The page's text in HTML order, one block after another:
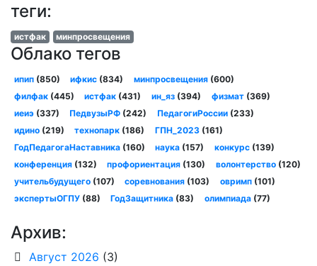
теги:
истфак минпросвещения
Облако тегов
ипип(850) ифкис (834) минпросвещения(600)
филфак(445) истфак (431) ин_яз(394) физмат(369)
иеиэ(337) ПедвузыРФ (242) ПедагогиРоссии(233)
идино(219) технопарк (186) ГПН_2023(161)
ГодПедагогаНаставника(160) наука (157) конкурс(139)
конференция(132) профориентация (130) волонтерство(120)
учительбудущего(107) соревнования (103) овримп(101)
экспертыОГПУ(88) ГодЗащитника (83) олимпиада(77)
Архив:
Август 2026 (3)